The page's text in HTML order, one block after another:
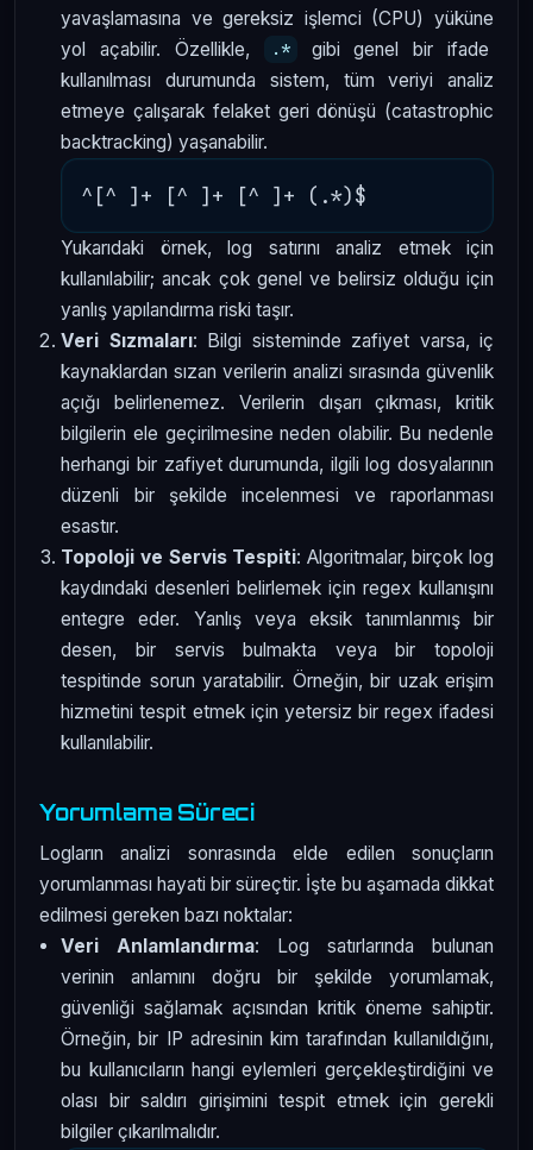
yavaşlamasına ve gereksiz işlemci (CPU) yüküne
yol açabilir. Özellikle,
.*
gibi genel bir ifade
kullanılması durumunda sistem, tüm veriyi analiz
etmeye çalışarak felaket geri dönüşü (catastrophic
backtracking) yaşanabilir.
Yukarıdaki örnek, log satırını analiz etmek için
kullanılabilir; ancak çok genel ve belirsiz olduğu için
yanlış yapılandırma riski taşır.
Veri Sızmaları: Bilgi sisteminde zafiyet varsa, iç
kaynaklardan sızan verilerin analizi sırasında güvenlik
açığı belirlenemez. Verilerin dışarı çıkması, kritik
bilgilerin ele geçirilmesine neden olabilir. Bu nedenle
herhangi bir zafiyet durumunda, ilgili log dosyalarının
düzenli bir şekilde incelenmesi ve raporlanması
esastır.
Topoloji ve Servis Tespiti: Algoritmalar, birçok log
kaydındaki desenleri belirlemek için regex kullanışını
entegre eder. Yanlış veya eksik tanımlanmış bir
desen, bir servis bulmakta veya bir topoloji
tespitinde sorun yaratabilir. Örneğin, bir uzak erişim
hizmetini tespit etmek için yetersiz bir regex ifadesi
kullanılabilir.
Yorumlama Süreci
Logların analizi sonrasında elde edilen sonuçların
yorumlanması hayati bir süreçtir. İşte bu aşamada dikkat
edilmesi gereken bazı noktalar:
Veri Anlamlandırma: Log satırlarında bulunan
verinin anlamını doğru bir şekilde yorumlamak,
güvenliği sağlamak açısından kritik öneme sahiptir.
Örneğin, bir IP adresinin kim tarafından kullanıldığını,
bu kullanıcıların hangi eylemleri gerçekleştirdiğini ve
olası bir saldırı girişimini tespit etmek için gerekli
bilgiler çıkarılmalıdır.